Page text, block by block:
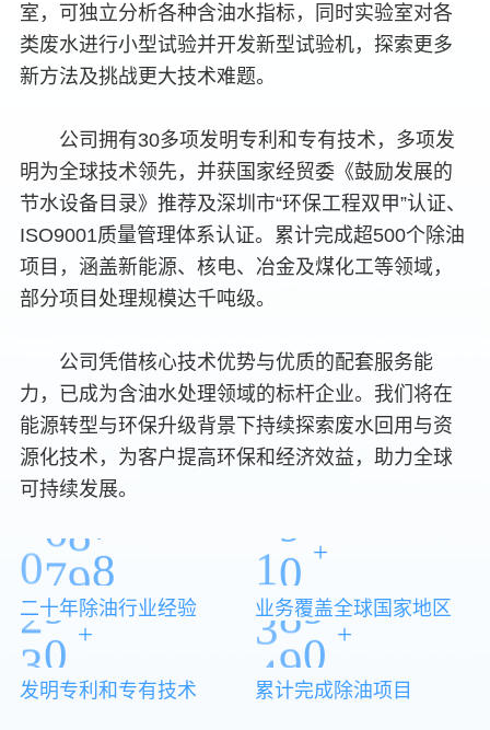
室，可独立分析各种含油水指标，同时实验室对各
类废水进行小型试验并开发新型试验机，探索更多
新方法及挑战更大技术难题。
公司拥有30多项发明专利和专有技术，多项发
明为全球技术领先，并获国家经贸委《鼓励发展的
节水设备目录》推荐及深圳市“环保工程双甲”认证、
ISO9001质量管理体系认证。累计完成超500个除油
项目，涵盖新能源、核电、冶金及煤化工等领域，
部分项目处理规模达千吨级。
公司凭借核心技术优势与优质的配套服务能
力，已成为含油水处理领域的标杆企业。我们将在
能源转型与环保升级背景下持续探索废水回用与资
源化技术，为客户提高环保和经济效益，助力全球
可持续发展。
0
1
2
3
4
5
0
1
2
3
4
6
7
8
9
0
1
2
3
0
1
2
3
4
6
7
8
9
0
1
2
3
0
1
2
4
5
6
7
8
9
1
二十年除油行业经验
1
2
3
4
1
2
3
4
6
7
8
0
1
2
3
+
业务覆盖全球国家地区
0
1
2
3
4
0
1
2
3
4
5
6
7
8
9
0
1
+
发明专利和专有技术
0
1
3
4
5
6
0
1
2
4
5
6
8
9
0
1
0
1
2
4
5
6
8
9
0
1
+
累计完成除油项目